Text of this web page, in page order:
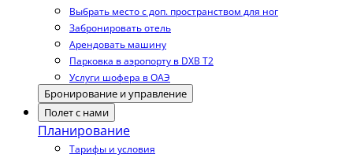
Выбрать место с доп. пространством для ног
Забронировать отель
Арендовать машину
Парковка в аэропорту в DXB T2
Услуги шофера в ОАЭ
Бронирование и управление
Полет с нами
Планирование
Тарифы и условия